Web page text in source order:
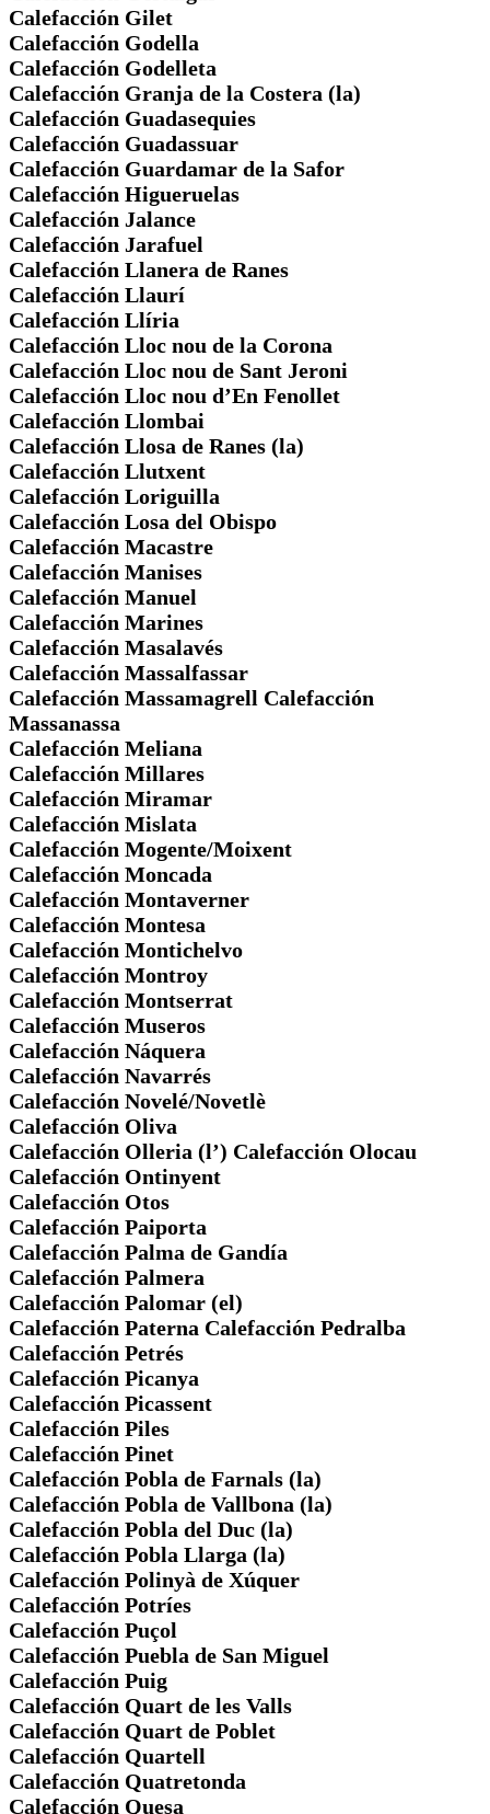
Calefacción Gilet
Calefacción Godella
Calefacción Godelleta
Calefacción Granja de la Costera (la)
Calefacción Guadasequies
Calefacción Guadassuar
Calefacción Guardamar de la Safor
Calefacción Higueruelas
Calefacción Jalance
Calefacción Jarafuel
Calefacción Llanera de Ranes
Calefacción Llaurí
Calefacción Llíria
Calefacción Lloc nou de la Corona
Calefacción Lloc nou de Sant Jeroni
Calefacción Lloc nou d’En Fenollet
Calefacción Llombai
Calefacción Llosa de Ranes (la)
Calefacción Llutxent
Calefacción Loriguilla
Calefacción Losa del Obispo
Calefacción Macastre
Calefacción Manises
Calefacción Manuel
Calefacción Marines
Calefacción Masalavés
Calefacción Massalfassar
Calefacción Massamagrell Calefacción
Massanassa
Calefacción Meliana
Calefacción Millares
Calefacción Miramar
Calefacción Mislata
Calefacción Mogente/Moixent
Calefacción Moncada
Calefacción Montaverner
Calefacción Montesa
Calefacción Montichelvo
Calefacción Montroy
Calefacción Montserrat
Calefacción Museros
Calefacción Náquera
Calefacción Navarrés
Calefacción Novelé/Novetlè
Calefacción Oliva
Calefacción Olleria (l’) Calefacción Olocau
Calefacción Ontinyent
Calefacción Otos
Calefacción Paiporta
Calefacción Palma de Gandía
Calefacción Palmera
Calefacción Palomar (el)
Calefacción Paterna Calefacción Pedralba
Calefacción Petrés
Calefacción Picanya
Calefacción Picassent
Calefacción Piles
Calefacción Pinet
Calefacción Pobla de Farnals (la)
Calefacción Pobla de Vallbona (la)
Calefacción Pobla del Duc (la)
Calefacción Pobla Llarga (la)
Calefacción Polinyà de Xúquer
Calefacción Potríes
Calefacción Puçol
Calefacción Puebla de San Miguel
Calefacción Puig
Calefacción Quart de les Valls
Calefacción Quart de Poblet
Calefacción Quartell
Calefacción Quatretonda
Calefacción Quesa